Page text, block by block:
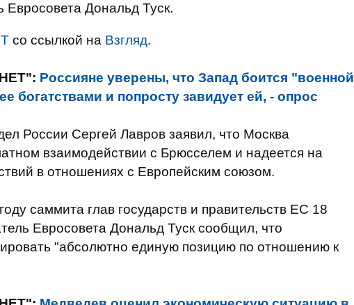
Евросовета Дональд Туск.
со ссылкой на Взгляд.
Россияне уверены, что Запад боится "военной
богатствами и попросту завидует ей, - опрос
России Сергей Лавров заявил, что Москва
взаимодействии с Брюсселем и надеется на
в отношениях с Европейским союзом.
саммита глав государств и правительств ЕС 18
Евросовета Дональд Туск сообщил, что
"абсолютно единую позицию по отношению к